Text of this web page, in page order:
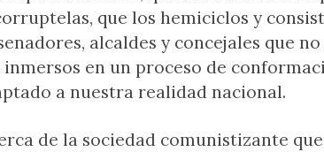
que los hemiciclos y
alcaldes y concejales que no
en un proceso de
a nuestra realidad nacional.
de la sociedad comunistizante